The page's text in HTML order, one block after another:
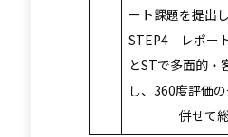
ート課題を提出
STEP4 レポー
とSTで多面的・
し、360度評価
併せて総